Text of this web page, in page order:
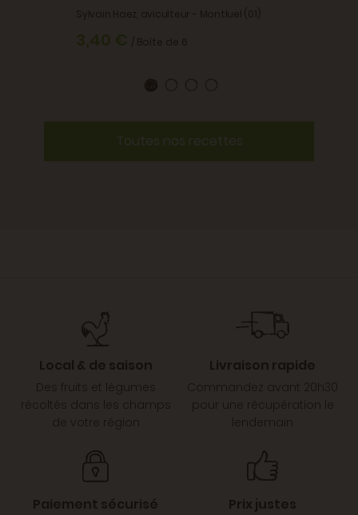
Toutes nos recettes
Local & de saison
Des fruits et légumes
récoltés dans les champs
de votre région
Livraison rapide
Commandez avant 20h30
pour une récupération le
lendemain
Paiement sécurisé Prix justes